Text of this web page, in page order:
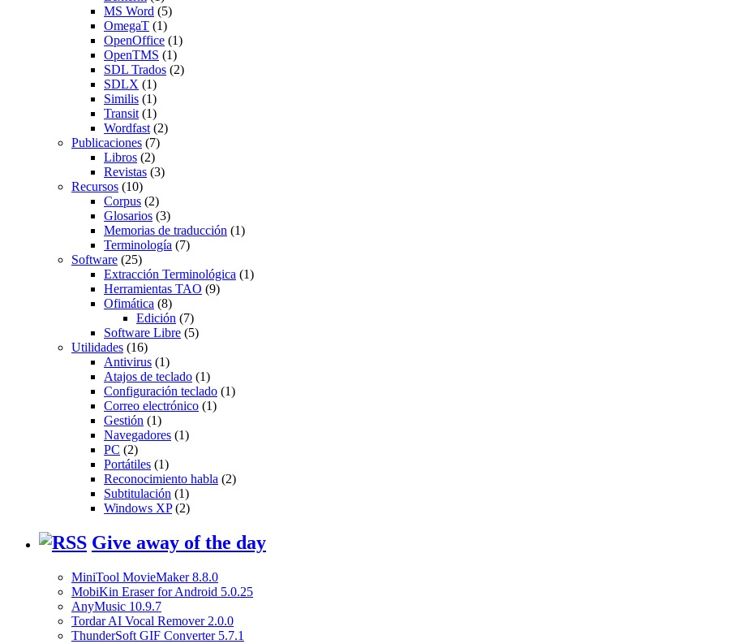
MS Word (5)
OmegaT (1)
OpenOffice (1)
OpenTMS (1)
SDL Trados (2)
SDLX (1)
Similis (1)
Transit(1)
Wordfast(2)
Publicaciones (7)
Libros (2)
Revistas (3)
Recursos (10)
Corpus (2)
Glosarios (3)
Memorias de traducción (1)
Terminología (7)
Software (25)
Extracción Terminológica (1)
Herramientas TAO (9)
Ofimática (8)
Edición (7)
Software Libre (5)
Utilidades (16)
Antivirus (1)
Atajos de teclado (1)
Configuración teclado (1)
Correo electrónico (1)
Gestión (1)
Navegadores (1)
PC (2)
Portátiles (1)
Reconocimiento habla (2)
Subtitulación (1)
Windows XP(2)
Give away of the day
MiniTool MovieMaker 8.8.0
MobiKin Eraser for Android 5.0.25
AnyMusic 10.9.7
Tordar AI Vocal Remover 2.0.0
ThunderSoft GIF Converter 5.7.1